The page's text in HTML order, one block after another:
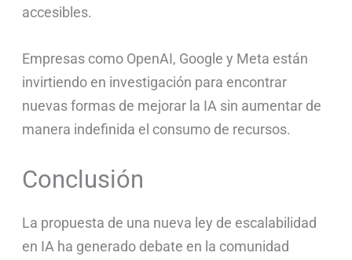
accesibles.
Empresas como OpenAI, Google y Meta están
invirtiendo en investigación para encontrar
nuevas formas de mejorar la IA sin aumentar de
manera indefinida el consumo de recursos.
Conclusión
La propuesta de una nueva ley de escalabilidad
en IA ha generado debate en la comunidad